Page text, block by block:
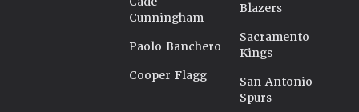
Cunningham
Paolo Banchero
Cooper Flagg
Blazers
Sacramento
Kings
San Antonio
Spurs